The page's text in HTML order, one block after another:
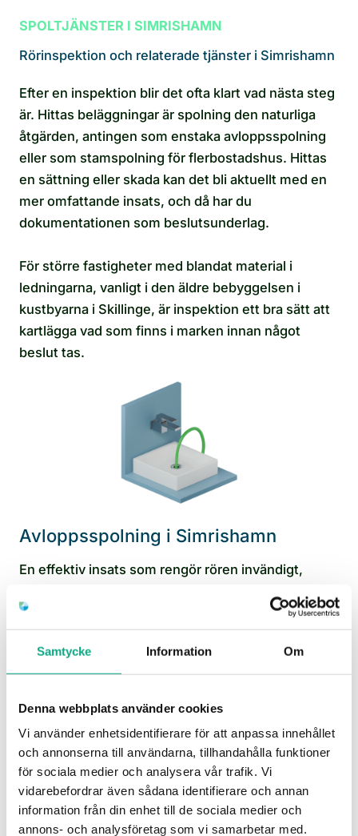
Samtycke Information Om
Denna webbplats använder cookies
Vi använder enhetsidentifierare för att anpassa innehållet
och annonserna till användarna, tillhandahålla funktioner
för sociala medier och analysera vår trafik. Vi
vidarebefordrar även sådana identifierare och annan
information från din enhet till de sociala medier och
annons- och analysföretag som vi samarbetar med.
SPOLTJÄNSTER I SIMRISHAMN
Rörinspektion och relaterade tjänster i Simrishamn
Efter en inspektion blir det ofta klart vad nästa steg
är. Hittas beläggningar är spolning den naturliga
åtgärden, antingen som enstaka avloppsspolning
eller som stamspolning för flerbostadshus. Hittas
en sättning eller skada kan det bli aktuellt med en
mer omfattande insats, och då har du
dokumentationen som beslutsunderlag.
För större fastigheter med blandat material i
ledningarna, vanligt i den äldre bebyggelsen i
kustbyarna i Skillinge, är inspektion ett bra sätt att
kartlägga vad som finns i marken innan något
beslut tas.
Avloppsspolning i Simrishamn
En effektiv insats som rengör rören invändigt,